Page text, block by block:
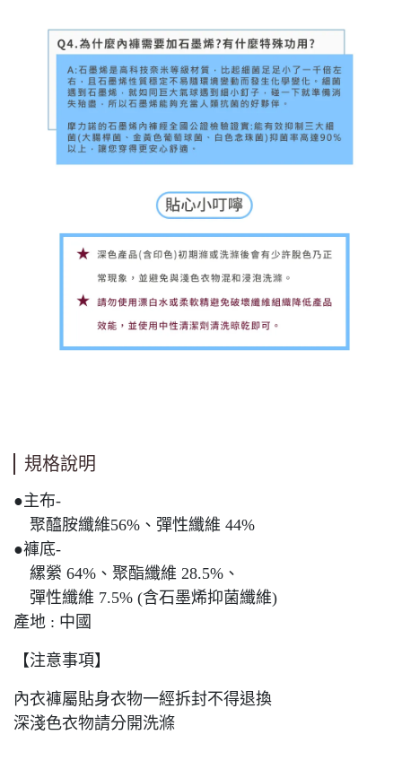
規格說明
●主布-
聚醯胺纖維56%、彈性纖維 44%
●褲底-
縲縈 64%、聚酯纖維 28.5%、
彈性纖維 7.5% (含石墨烯抑菌纖維)
產地 : 中國
【注意事項】
內衣褲屬貼身衣物一經拆封不得退換
深淺色衣物請分開洗滌